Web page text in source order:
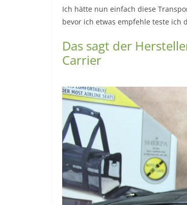
Ich hätte nun einfach diese
bevor ich etwas empfehle teste ich
Das sagt der
Carrier